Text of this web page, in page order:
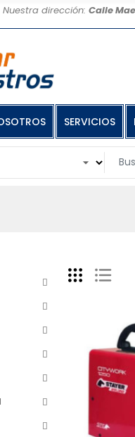
Nuestra dirección: Calle
SERVICIOS